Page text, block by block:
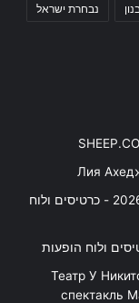
נבחרת ישראל
Лия
משופן ועד AC/DC - מופע פסנתר לאור נרות 2026 - כרטיסים ולוח
"Театр У
спектакль